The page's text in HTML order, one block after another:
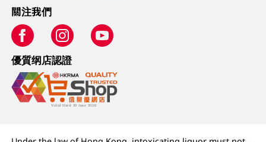
關注我們
優質纲店認證